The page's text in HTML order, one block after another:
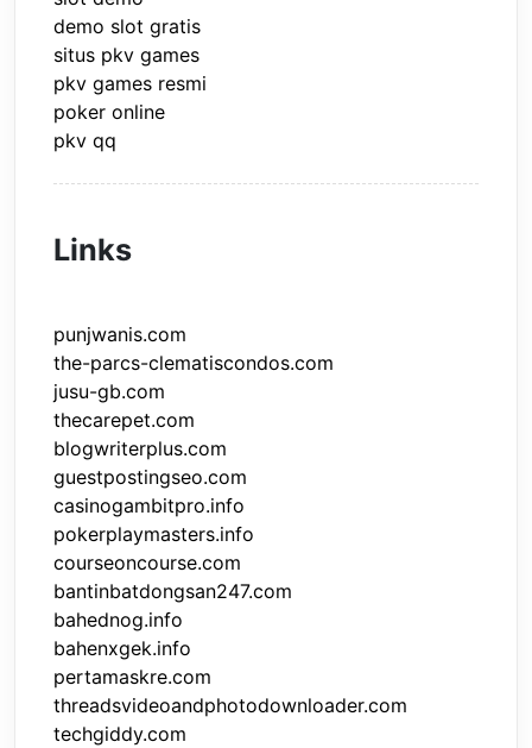
demo slot gratis
situs pkv games
pkv games resmi
poker online
pkv qq
Links
punjwanis.com
the-parcs-clematiscondos.com
jusu-gb.com
thecarepet.com
blogwriterplus.com
guestpostingseo.com
casinogambitpro.info
pokerplaymasters.info
courseoncourse.com
bantinbatdongsan247.com
bahednog.info
bahenxgek.info
pertamaskre.com
threadsvideoandphotodownloader.com
techgiddy.com